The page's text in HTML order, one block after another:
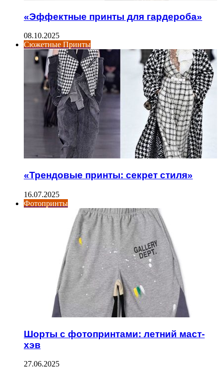
«Эффектные принты для гардероба»
08.10.2025
Сюжетные Принты
«Трендовые принты: секрет стиля»
16.07.2025
Фотопринты
Шорты с фотопринтами: летний маст-
хэв
27.06.2025